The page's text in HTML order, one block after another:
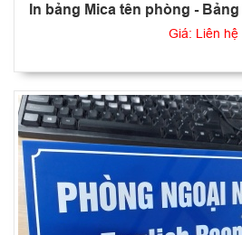
In bảng Mica tên phòng -
Giá: Liên hệ